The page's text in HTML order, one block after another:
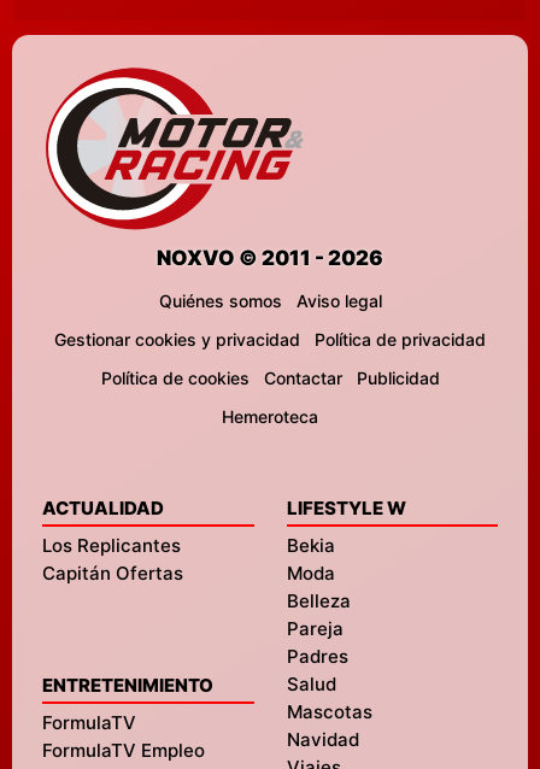
NOXVO © 2011 - 2026
Quiénes somos
Aviso legal
Gestionar cookies y privacidad
Política de privacidad
Política de cookies
Contactar
Publicidad
Hemeroteca
ACTUALIDAD
Los Replicantes
Capitán Ofertas
ENTRETENIMIENTO
FormulaTV
FormulaTV Empleo
LIFESTYLE W
Bekia
Moda
Belleza
Pareja
Padres
Salud
Mascotas
Navidad